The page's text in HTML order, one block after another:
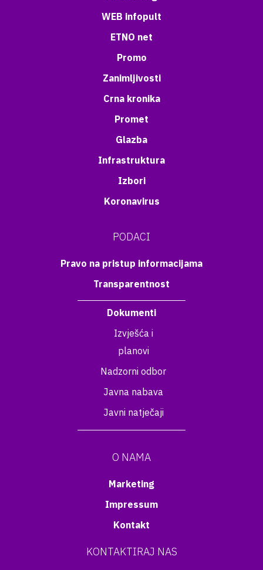
WEB infopult
ETNO net
Promo
Zanimljivosti
Crna kronika
Promet
Glazba
Infrastruktura
Izbori
Koronavirus
PODACI
Pravo na pristup informacijama
Transparentnost
Dokumenti
Izvješća i
planovi
Nadzorni odbor
Javna nabava
Javni natječaji
O NAMA
Marketing
Impressum
Kontakt
KONTAKTIRAJ NAS